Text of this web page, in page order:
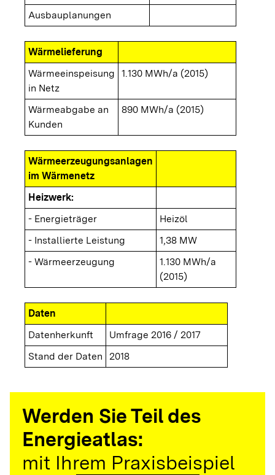
Ausbauplanungen
Wärmelieferung
Wärmeeinspeisung
in Netz
1.130 MWh/a (2015)
Wärmeabgabe an
Kunden
890 MWh/a (2015)
Wärmeerzeugungsanlagen
im Wärmenetz
Heizwerk:
- Energieträger
Heizöl
- Installierte Leistung
1,38 MW
- Wärmeerzeugung
1.130 MWh/a
(2015)
Daten
Datenherkunft
Umfrage 2016 / 2017
Stand der Daten
2018
Werden Sie Teil des
Energieatlas:
mit Ihrem Praxisbeispiel